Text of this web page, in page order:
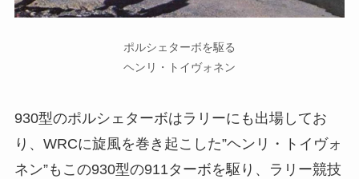
ポルシェターボを駆る
ヘンリ・トイヴォネン
930型のポルシェターボはラリーにも出場してお
り、WRCに旋風を巻き起こした”ヘンリ・トイヴォ
ネン”もこの930型の911ターボを駆り、ラリー競技